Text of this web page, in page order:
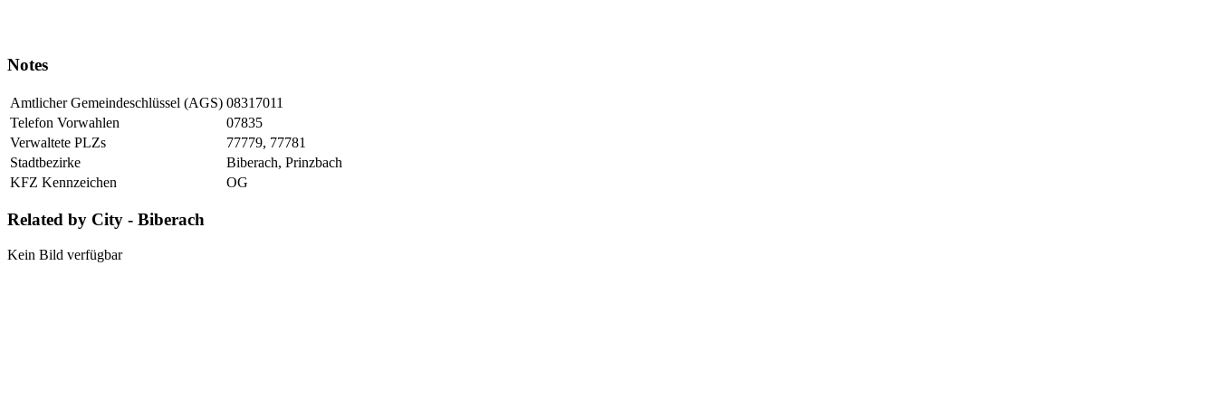
Notes
Amtlicher Gemeindeschlüssel (AGS) 08317011
Telefon Vorwahlen
07835
Verwaltete PLZs
77779, 77781
Stadtbezirke
Biberach, Prinzbach
KFZ Kennzeichen
OG
Related by City - Biberach
Kein Bild verfügbar